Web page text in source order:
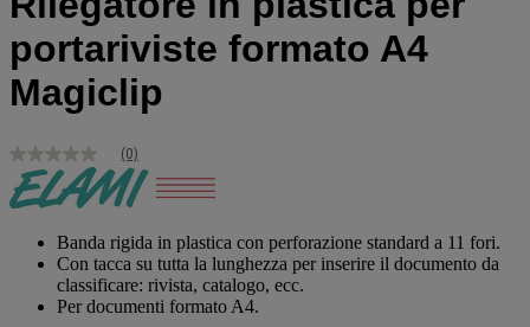
portariviste formato A4
Magiclip
Nessuna
valutazione
Stesso
pagina.
(0)
Banda rigida in plastica con perforazione standard a 11 fori.
Con tacca su tutta la lunghezza per inserire il documento da
classificare: rivista, catalogo, ecc.
Per documenti formato A4.